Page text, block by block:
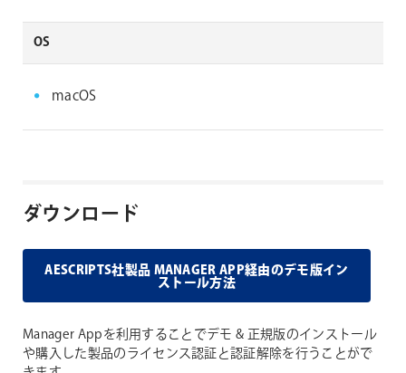
OS
macOS
ダウンロード
AESCRIPTS社製品 MANAGER APP経由のデモ版イン
ストール方法
Manager Appを利用することでデモ & 正規版のインストール
や購入した製品のライセンス認証と認証解除を行うことがで